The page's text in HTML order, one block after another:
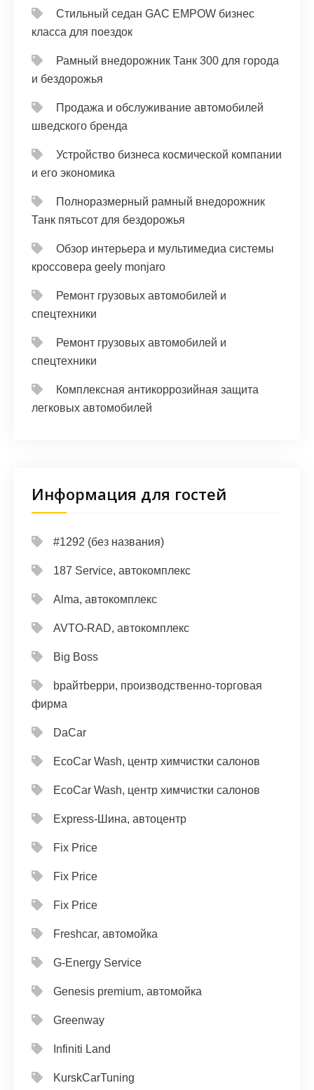
Стильный седан GAC EMPOW бизнес
класса для поездок
Рамный внедорожник Танк 300 для города
и бездорожья
Продажа и обслуживание автомобилей
шведского бренда
Устройство бизнеса космической компании
и его экономика
Полноразмерный рамный внедорожник
Танк пятьсот для бездорожья
Обзор интерьера и мультимедиа системы
кроссовера geely monjaro
Ремонт грузовых автомобилей и
спецтехники
Ремонт грузовых автомобилей и
спецтехники
Комплексная антикоррозийная защита
легковых автомобилей
Информация для гостей
#1292 (без названия)
187 Service, автокомплекс
Alma, автокомплекс
AVTO-RAD, автокомплекс
Big Boss
bрайтbерри, производственно-торговая
фирма
DaCar
EcoCar Wash, центр химчистки салонов
EcoCar Wash, центр химчистки салонов
Express-Шина, автоцентр
Fix Price
Fix Price
Fix Price
Freshcar, автомойка
G-Energy Service
Genesis premium, автомойка
Greenway
Infiniti Land
KurskCarTuning